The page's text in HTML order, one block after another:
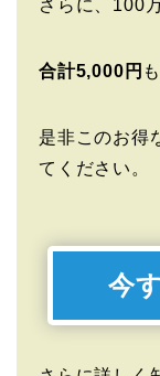
さらに、100
合計5,000円
是非このお得
てください。
今